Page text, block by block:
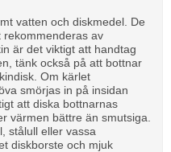
vatten och diskmedel. De
rekommenderas av
är det viktigt att handtag
tänk också på att bottnar
Om kärlet
smörjas in på insidan
att diska bottnarnas
värmen bättre än smutsiga.
stålull eller vassa
diskborste och mjuk